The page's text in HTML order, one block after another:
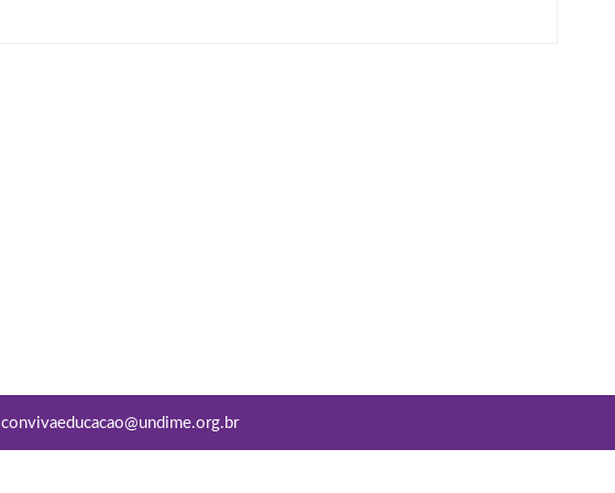
convivaeducacao@undime.org.br